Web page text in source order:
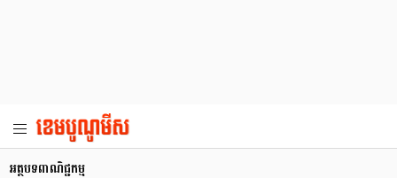
អត្ថបទពាណិជ្ជកម្ម